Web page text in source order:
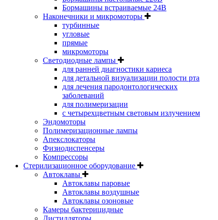
Бормашины встраиваемые 24В
Наконечники и микромоторы
турбинные
угловые
прямые
микромоторы
Светодиодные лампы
для ранней диагностики кариеса
для детальной визуализации полости рта
для лечения пародонтологических
заболеваний
для полимеризации
с четырехцветным световым излучением
Эндомоторы
Полимеризационные лампы
Апекслокаторы
Физиодиспенсеры
Компрессоры
Стерилизационное оборудование
Автоклавы
Автоклавы паровые
Автоклавы воздушные
Автоклавы озоновые
Камеры бактерицидные
Дистилляторы